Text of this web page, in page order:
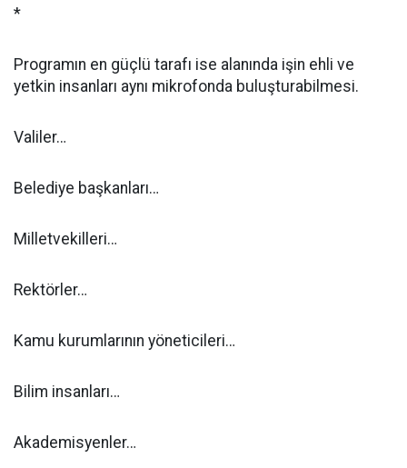
*
Programın en güçlü tarafı ise alanında işin ehli ve
yetkin insanları aynı mikrofonda buluşturabilmesi.
Valiler…
Belediye başkanları…
Milletvekilleri…
Rektörler…
Kamu kurumlarının yöneticileri…
Bilim insanları…
Akademisyenler…